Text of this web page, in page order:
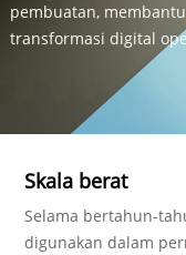
pembuatan,
transformasi digital
Skala berat
Selama bertahun-
digunakan dalam